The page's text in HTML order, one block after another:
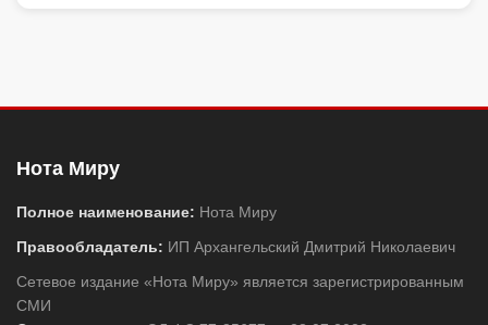
Нота Миру
Полное наименование: Нота Миру
Правообладатель: ИП Архангельский Дмитрий Николаевич
Сетевое издание «Нота Миру» является зарегистрированным
СМИ